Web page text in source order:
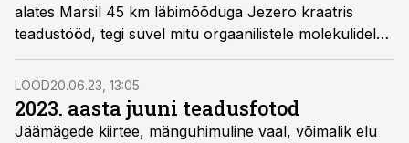
alates Marsil 45 km läbimõõduga Jezero kraatris
teadus­tööd, tegi suvel mitu orgaanilistele molekulidele
ja ehk ka iidsele elule viitavat avastust.
LOOD20.06.23, 13:05
2023. aasta juuni teadusfotod
Jäämägede kiirtee, mänguhimuline vaal, võimalik elu